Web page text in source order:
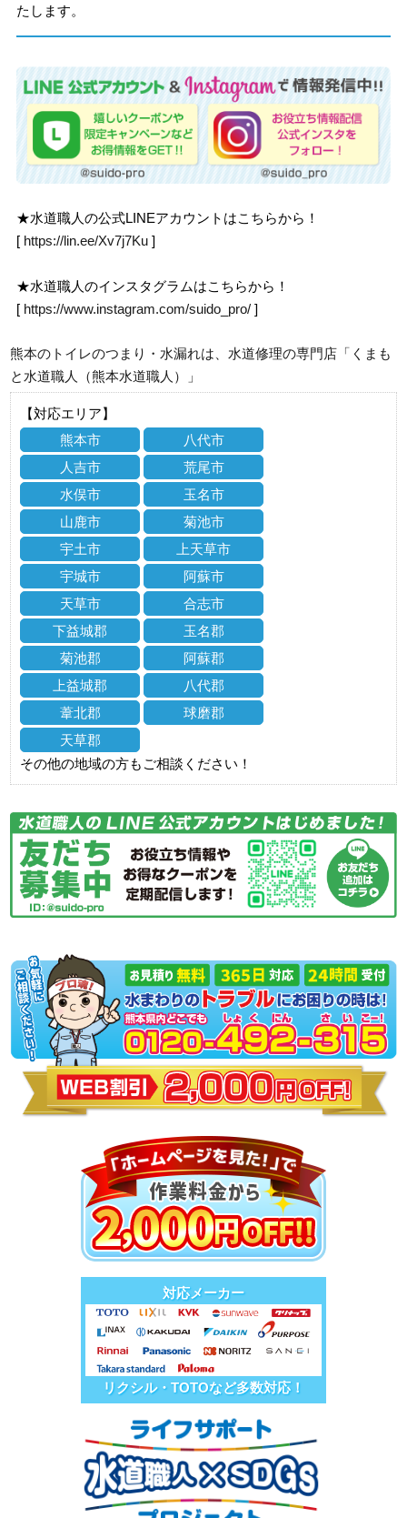
たします。
★水道職人の公式LINEアカウントはこちらから！
[ https://lin.ee/Xv7j7Ku ]
★水道職人のインスタグラムはこちらから！
[ https://www.instagram.com/suido_pro/ ]
熊本のトイレのつまり・水漏れは、水道修理の専門店「くまも
と水道職人（熊本水道職人）」
【対応エリア】
熊本市
八代市
人吉市
荒尾市
水俣市
玉名市
山鹿市
菊池市
宇土市
上天草市
宇城市
阿蘇市
天草市
合志市
下益城郡
玉名郡
菊池郡
阿蘇郡
上益城郡
八代郡
葦北郡
球磨郡
天草郡
その他の地域の方もご相談ください！
対応メーカー
リクシル・TOTOなど多数対応！